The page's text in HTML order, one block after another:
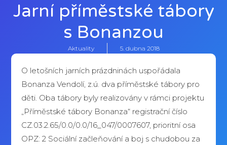
Jarní příměstské tábory
s Bonanzou
Aktuality 5. dubna 2018
O letošních jarních prázdninách uspořádala
Bonanza Vendolí, z.ú. dva příměstské tábory pro
děti. Oba tábory byly realizovány v rámci projektu
„Příměstské tábory Bonanza“ registrační číslo
CZ.03.2.65/0.0/0.0/16_047/0007607, prioritní osa
OPZ: 2 Sociální začleňování a boj s chudobou za